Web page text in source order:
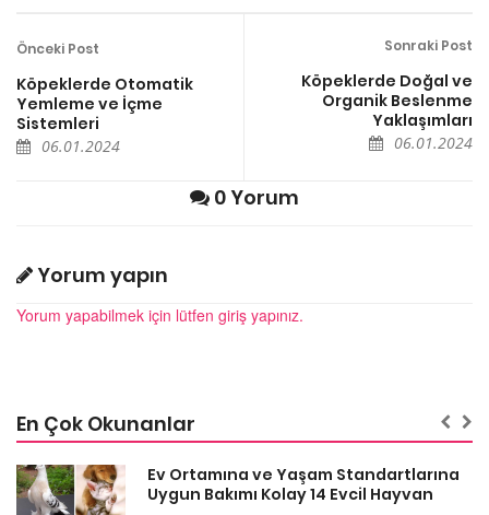
Önceki Post
Köpeklerde Otomatik
Yemleme ve İçme
Sistemleri
06.01.2024
Sonraki Post
Köpeklerde Doğal ve
Organik Beslenme
Yaklaşımları
06.01.2024
0 Yorum
Yorum yapın
Yorum yapabilmek için lütfen giriş yapınız.
En Çok Okunanlar
Ev Ortamına ve Yaşam Standartlarına
Uygun Bakımı Kolay 14 Evcil Hayvan